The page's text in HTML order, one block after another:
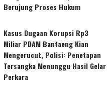
Berujung Proses Hukum
Kasus Dugaan Korupsi Rp3
Miliar PDAM Bantaeng Kian
Mengerucut, Polisi: Penetapan
Tersangka Menunggu Hasil Gelar
Perkara